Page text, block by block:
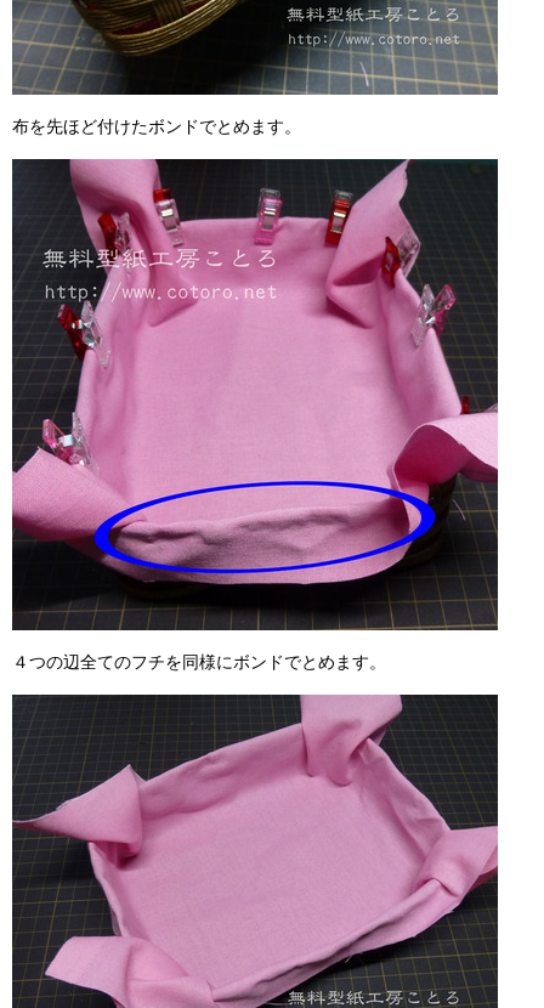
布を先ほど付けたボンドでとめます。
４つの辺全てのフチを同様にボンドでとめます。